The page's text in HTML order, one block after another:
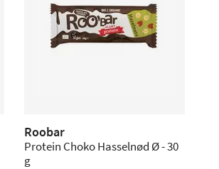
Roobar
Protein Choko Hasselnød Ø - 30
g